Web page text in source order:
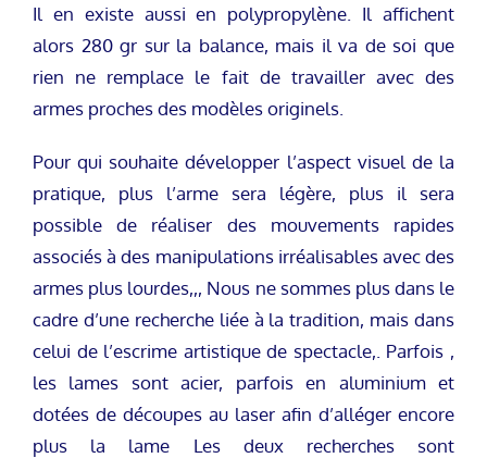
Il en existe aussi en polypropylène. Il affichent
alors 280 gr sur la balance, mais il va de soi que
rien ne remplace le fait de travailler avec des
armes proches des modèles originels.
Pour qui souhaite développer l’aspect visuel de la
pratique, plus l’arme sera légère, plus il sera
possible de réaliser des mouvements rapides
associés à des manipulations irréalisables avec des
armes plus lourdes,,, Nous ne sommes plus dans le
cadre d’une recherche liée à la tradition, mais dans
celui de l’escrime artistique de spectacle,. Parfois ,
les lames sont acier, parfois en aluminium et
dotées de découpes au laser afin d’alléger encore
plus la lame Les deux recherches sont